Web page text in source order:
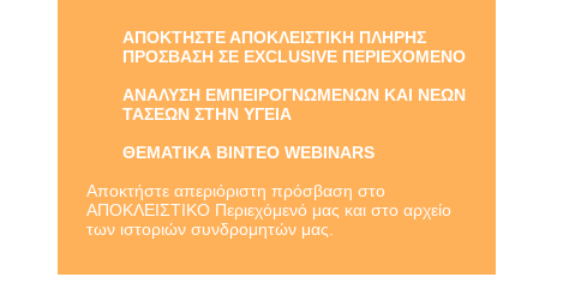
ΑΠΟΚΤΗΣΤΕ ΑΠΟΚΛΕΙΣΤΙΚΗ ΠΛΗΡΗΣ
ΠΡΟΣΒΑΣΗ ΣΕ EXCLUSIVE ΠΕΡΙΕΧΟΜΕΝΟ
ΑΝΑΛΥΣΗ ΕΜΠΕΙΡΟΓΝΩΜΕΝΩΝ ΚΑΙ ΝΕΩΝ
ΤΑΣΕΩΝ ΣΤΗΝ ΥΓΕΙΑ
ΘΕΜΑΤΙΚΑ ΒΙΝΤΕΟ WEBINARS
Αποκτήστε απεριόριστη πρόσβαση στο
ΑΠΟΚΛΕΙΣΤΙΚΟ Περιεχόμενό μας και στο αρχείο
των ιστοριών συνδρομητών μας.